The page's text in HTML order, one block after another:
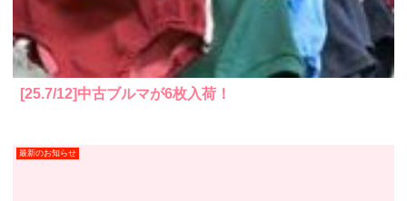
[25.7/12]中古ブルマが6枚入荷！
最新のお知らせ